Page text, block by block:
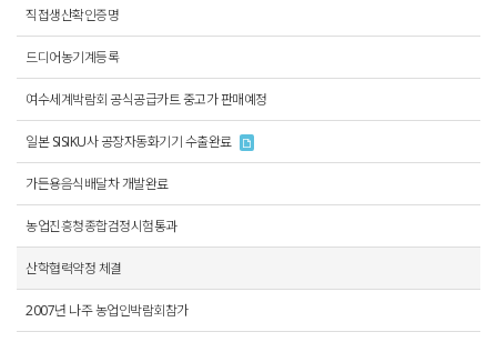
직접생산확인증명
드디어농기계등록
여수세계박람회 공식공급카트 중고가 판매예정
일본 SISIKU사 공장자동화기기 수출완료
가든용음식배달차 개발완료
농업진흥청종합검정시험통과
산학협력약정 체결
2007년 나주 농업인박람회참가